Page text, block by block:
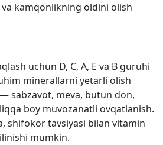
va kamqonlikning oldini olish
uchun D, C, A, E va B guruhi
minerallarni yetarli olish
— sabzavot, meva, butun don,
boy muvozanatli ovqatlanish.
shifokor tavsiyasi bilan vitamin
mumkin.